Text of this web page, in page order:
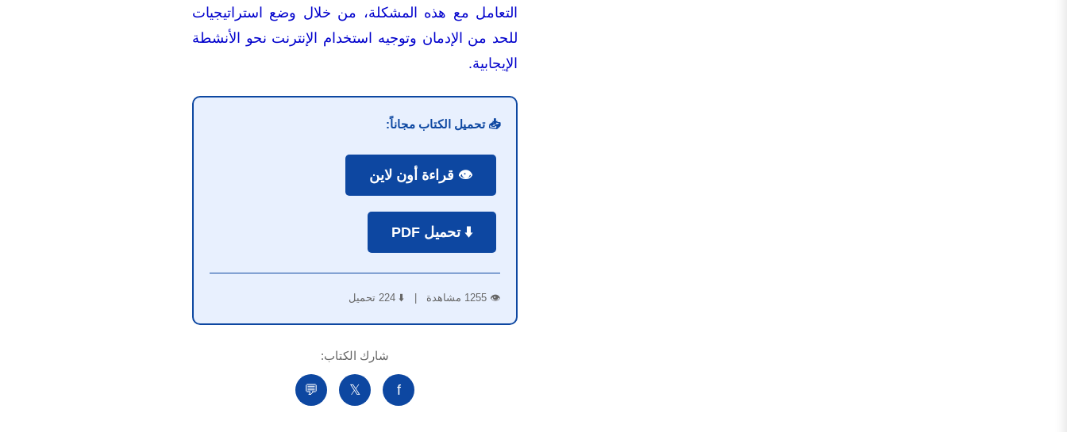
التعامل مع هذه المشكلة، من خلال وضع استراتيجيات
للحد من الإدمان وتوجيه استخدام الإنترنت نحو الأنشطة
الإيجابية.
📥 تحميل الكتاب مجاناً:
👁️ قراءة أون لاين
⬇️ تحميل PDF
👁️ 1255 مشاهدة | ⬇️ 224 تحميل
شارك الكتاب:
f
𝕏
💬